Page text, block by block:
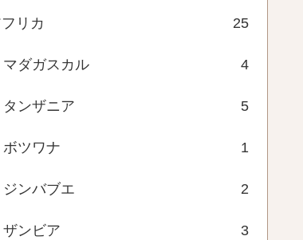
リカ 25
マダガスカル 4
タンザニア 5
ボツワナ 1
ジンバブエ 2
ザンビア 3